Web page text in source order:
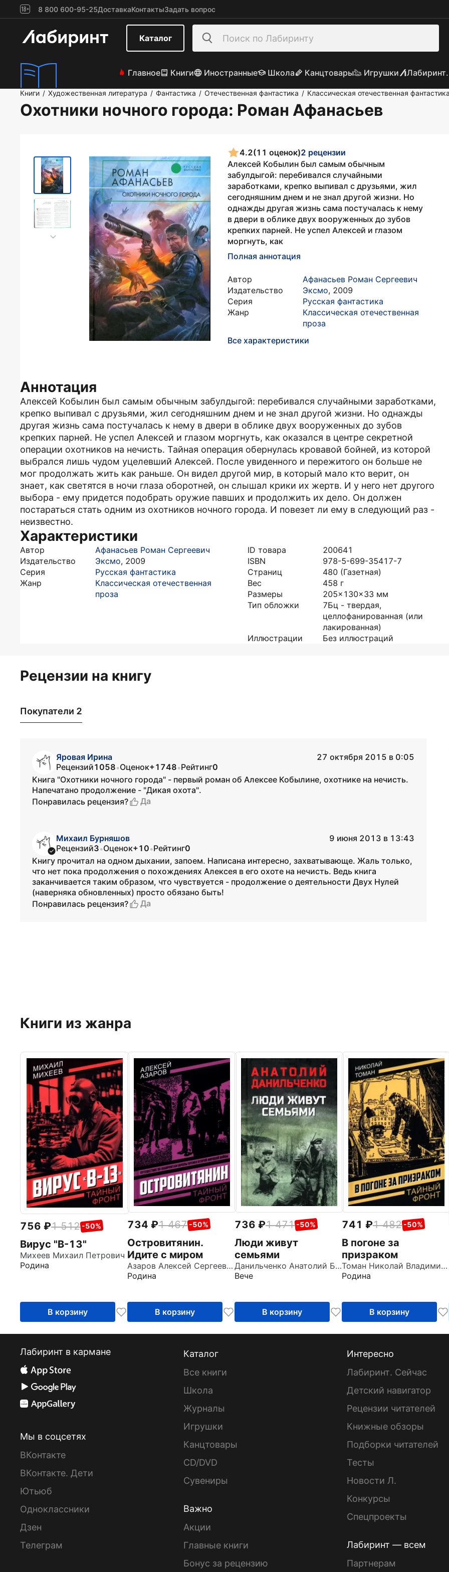
8 800 600-95-25ДоставкаКонтактыЗадать вопрос
Каталог
Главное Книги Иностранные Школа Канцтовары Игрушки
Книги / Художественная литература / Фантастика / Отечественная фантастика / Классическая отечественная фантастика
Охотники ночного города: Роман Афанасьев
4.2(11 оценок)2 рецензии
Алексей Кобылин был самым обычным
забулдыгой: перебивался случайными
заработками, крепко выпивал с друзьями, жил
сегодняшним днем и не знал другой жизни. Но
однажды другая жизнь сама постучалась к нему
в двери в облике двух вооруженных до зубов
крепких парней. Не успел Алексей и глазом
моргнуть, как
Полная аннотация
Автор
Афанасьев Роман Сергеевич
Издательство
Эксмо, 2009
Серия
Русская фантастика
Жанр
Классическая отечественная
проза
Все характеристики
Аннотация
Алексей Кобылин был самым обычным забулдыгой: перебивался случайными заработками,
крепко выпивал с друзьями, жил сегодняшним днем и не знал другой жизни. Но однажды
другая жизнь сама постучалась к нему в двери в облике двух вооруженных до зубов
крепких парней. Не успел Алексей и глазом моргнуть, как оказался в центре секретной
операции охотников на нечисть. Тайная операция обернулась кровавой бойней, из которой
выбрался лишь чудом уцелевший Алексей. После увиденного и пережитого он больше не
мог продолжать жить как раньше. Он видел другой мир, в который мало кто верит, он
знает, как светятся в ночи глаза оборотней, он слышал крики их жертв. И у него нет другого
выбора - ему придется подобрать оружие павших и продолжить их дело. Он должен
постараться стать одним из охотников ночного города. И повезет ли ему в следующий раз -
неизвестно.
Характеристики
Автор
Афанасьев Роман Сергеевич
Издательство
Эксмо, 2009
Серия
Русская фантастика
Жанр
Классическая отечественная
проза
ID товара
200641
ISBN
978-5-699-35417-7
Страниц
480 (Газетная)
Вес
458 г
Размеры
205x130x33 мм
Тип обложки
7Бц - твердая,
целлофанированная (или
лакированная)
Иллюстрации
Без иллюстраций
Рецензии на книгу
Покупатели 2
Яровая Ирина
27 октября 2015 в 0:05
Рецензий1058•Оценок+1748•Рейтинг0
Книга "Охотники ночного города" - первый роман об Алексее Кобылине, охотнике на нечисть.
Напечатано продолжение - "Дикая охота".
Понравилась рецензия?
Да
Михаил Бурняшов
9 июня 2013 в 13:43
Рецензий3•Оценок+10•Рейтинг0
Книгу прочитал на одном дыхании, запоем. Написана интересно, захватывающе. Жаль только,
что нет пока продолжения о похождениях Алексея в его охоте на нечисть. Ведь книга
заканчивается таким образом, что чувствуется - продолжение о деятельности Двух Нулей
(наверняка обновленных) просто обязано быть!
Понравилась рецензия?
Да
Книги из жанра
756 1 512 -50%
Вирус "В-13"
Михеев Михаил Петрович
Родина
В корзину
734 1 467 -50%
Островитянин.
Идите с миром
Азаров Алексей Сергеевич
Родина
В корзину
736 1 471 -50%
Люди живут
семьями
Данильченко Анатолий Борисович
Вече
В корзину
741 1 482 -50%
В погоне за
призраком
Томан Николай Владимирович
Родина
В корзину
Лабиринт в кармане
Мы в соцсетях
ВКонтакте
ВКонтакте. Дети
Ютьюб
Одноклассники
Дзен
Телеграм
Каталог
Все книги
Школа
Журналы
Игрушки
Канцтовары
CD/DVD
Сувениры
Важно
Акции
Главные книги
Бонус за рецензию
Интересно
Лабиринт. Сейчас
Детский навигатор
Рецензии читателей
Книжные обзоры
Подборки читателей
Тесты
Новости Л.
Конкурсы
Спецпроекты
Лабиринт — всем
Партнерам